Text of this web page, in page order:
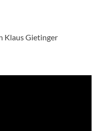
Klaus Gietinger